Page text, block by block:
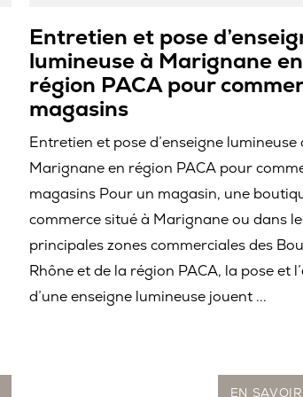
Entretien et pose
lumineuse à Marignane en
région PACA pour
magasins
Entretien et pose d’enseigne lumineuse
Marignane en région PACA pour
magasins Pour un magasin, une
commerce situé à Marignane ou dans
principales zones commerciales des
Rhône et de la région PACA, la pose et
d’une enseigne lumineuse jouent ...
EN